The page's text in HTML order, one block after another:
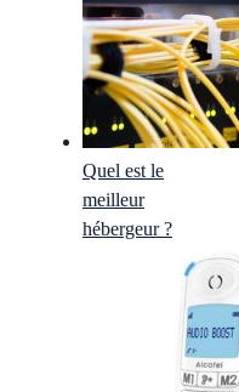
Quel est le
meilleur
hébergeur ?